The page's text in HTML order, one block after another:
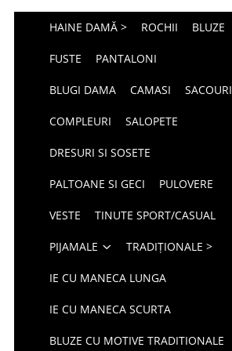
HAINE DAMĂ > ROCHII BLUZE
FUSTE PANTALONI
BLUGI DAMA CAMASI SACOURI
COMPLEURI SALOPETE
DRESURI SI SOSETE
PALTOANE SI GECI PULOVERE
VESTE TINUTE SPORT/CASUAL
PIJAMALE TRADIȚIONALE >
IE CU MANECA LUNGA
IE CU MANECA SCURTA
BLUZE CU MOTIVE TRADITIONALE